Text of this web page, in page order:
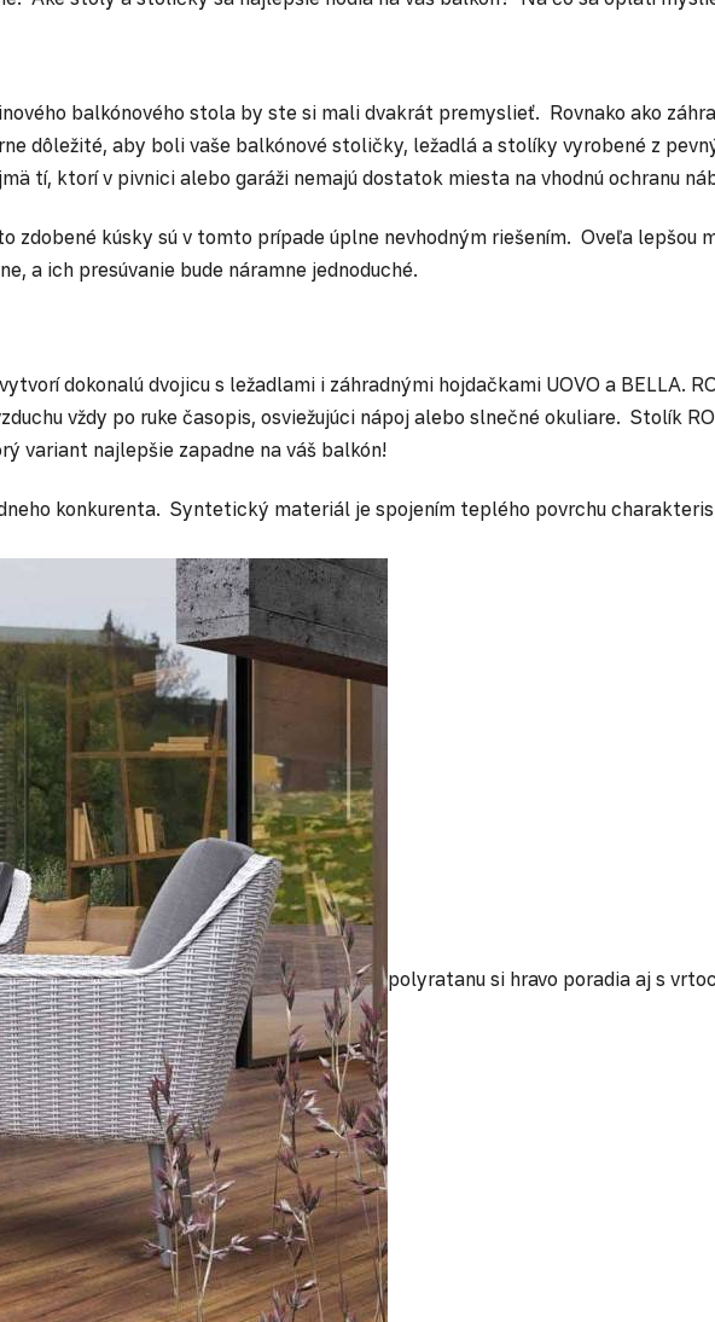
balkónového stola by ste si mali dvakrát premyslieť. Rovnako ako
dôležité, aby boli vaše balkónové stoličky, ležadlá a stolíky vyrobené z
tí, ktorí v pivnici alebo garáži nemajú dostatok miesta na vhodnú ochranu
kúsky sú v tomto prípade úplne nevhodným riešením. Oveľa
a ich presúvanie bude náramne jednoduché.
dokonalú dvojicu s ležadlami i záhradnými hojdačkami UOVO a BELLA.
vždy po ruke časopis, osviežujúci nápoj alebo slnečné okuliare. Stolík
variant najlepšie zapadne na váš balkón!
konkurenta. Syntetický materiál je spojením teplého povrchu
polyratanu si hravo poradia aj s